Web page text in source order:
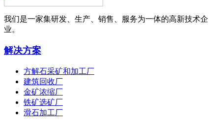
我们是一家集研发、生产、销售、服务为一体的高新技术企
业。
解决方案
方解石采矿和加工厂
建筑回收厂
金矿浓缩厂
铁矿选矿厂
滑石加工厂